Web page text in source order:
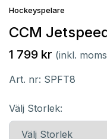
Hockeyspelare
CCM
1 799 kr (inkl.
Art. nr: SPFT8
Välj Storlek: